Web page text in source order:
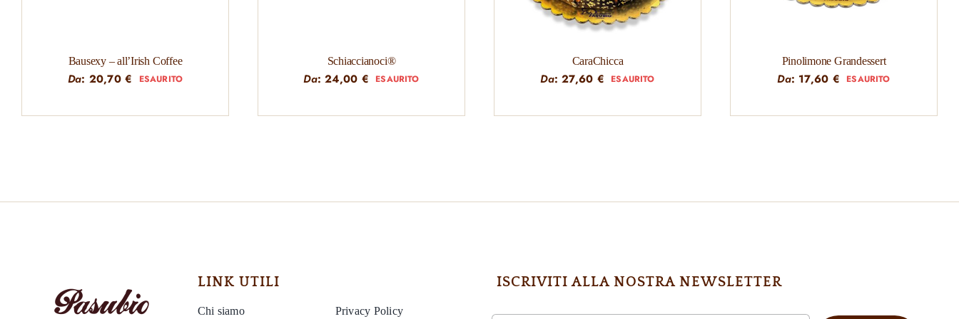
Bausexy – all’Irish Coffee
Da: 20,70€ ESAURITO
Schiaccianoci®
Da:24,00 € ESAURITO
CaraChicca
Da:27,60 € ESAURITO
Pinolimone Grandessert
Da: 17,60 € ESAURITO
LINK UTILI
Chi siamo Privacy Policy
ISCRIVITI ALLA NOSTRA NEWSLETTER